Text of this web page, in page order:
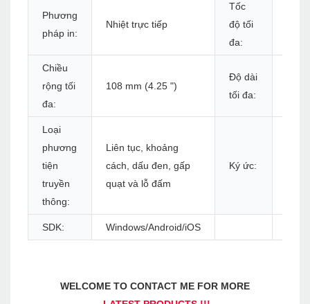
Phương
pháp in:
Nhiệt trực tiếp
Tốc
độ tối
đa:
Chiều
rộng tối
đa:
108 mm (4.25 ")
Độ dài
tối đa:
Loại
phương
tiện
truyền
thông:
Liên tục, khoảng
cách, dấu đen, gấp
quạt và lỗ đấm
Ký ức:
SDK: Windows/Android/iOS